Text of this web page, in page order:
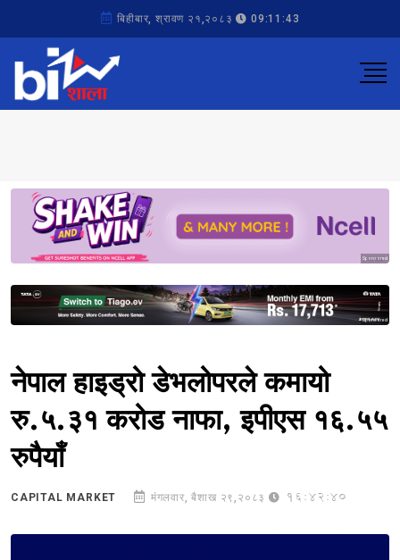
बिहीबार, श्रावण २१,२०८३ 09:11:43
Sponsored
Sponsored
नेपाल हाइड्रो डेभलोपरले कमायो
रु.५.३१ करोड नाफा, इपीएस १६.५५
रुपैयाँ
CAPITAL MARKET मंगलवार, बैशाख २९,२०८३ 16:42:40